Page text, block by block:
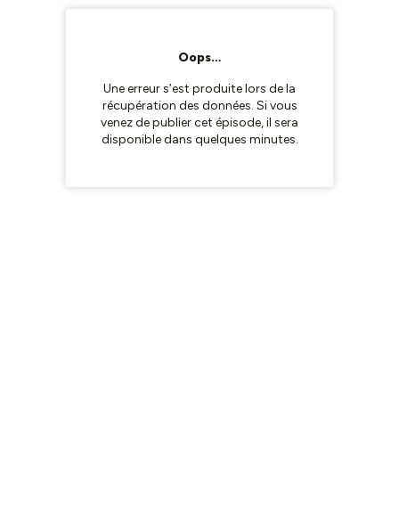
Oops…
Une erreur s’est produite lors de la
récupération des données. Si vous
venez de publier cet épisode, il sera
disponible dans quelques minutes.